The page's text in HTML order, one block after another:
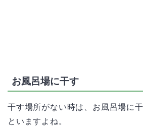
お風呂場に干す
干す場所がない時は、お風呂場に
といますよね。